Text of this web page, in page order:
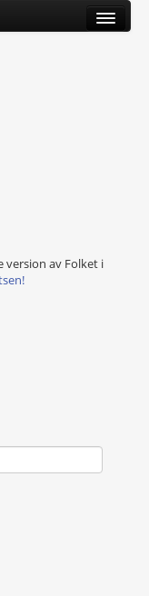
version av Folket i